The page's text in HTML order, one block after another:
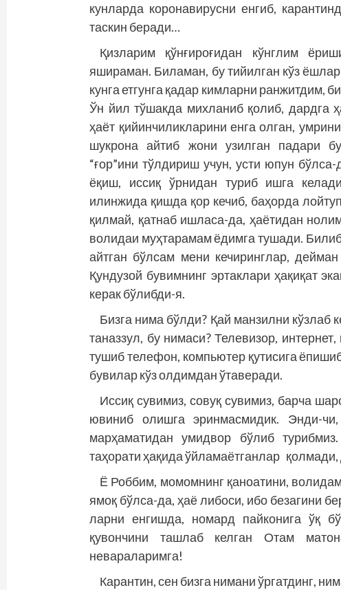
кунларда коронавирусни енгиб,
таскин беради…
Қизларим қўнғироғидан кўнглим
яшираман. Биламан, бу тийилган кўз
кунга етгунга қадар кимларни ранжитдим,
Ўн йил тўшакда михланиб қолиб, дардга
ҳаёт қийинчиликларини енга олган,
шукрона айтиб жони узилган падари
“ғор”ини тўлдириш учун, усти юпун
ёқиш, иссиқ ўрнидан туриб ишга
илинжида қишда қор кечиб, баҳорда
қилмай, қатнаб ишласа-да, ҳаётидан
волидаи муҳтарамам ёдимга тушади.
айтган бўлсам мени кечиринглар,
Қундузой бувимнинг эртаклари ҳақиқат
керак бўлибди-я.
Бизга нима бўлди? Қай манзилни кўзлаб
таназзул, бу нимаси? Телевизор,
тушиб телефон, компьютер қутисига
бувилар кўз олдимдан ўтаверади.
Иссиқ сувимиз, совуқ сувимиз, барча
ювиниб олишга эринмасмидик. Энди-
марҳаматидан умидвор бўлиб
таҳорати ҳақида ўйламаётганлар
Ё Роббим, момомнинг қаноатини,
ямоқ бўлса-да, ҳаё либоси, ибо безагини
ларни енгишда, номард пайконига ўқ
қувончини ташлаб келган Отам
невараларимга!
Карантин, сен бизга нимани ўргатдинг,